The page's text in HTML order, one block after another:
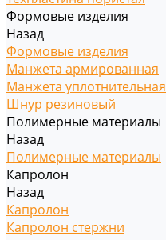
Формовые изделия
Назад
Формовые изделия
Манжета армированная
Манжета уплотнительная
Шнур резиновый
Полимерные материалы
Назад
Полимерные материалы
Капролон
Назад
Капролон
Капролон стержни